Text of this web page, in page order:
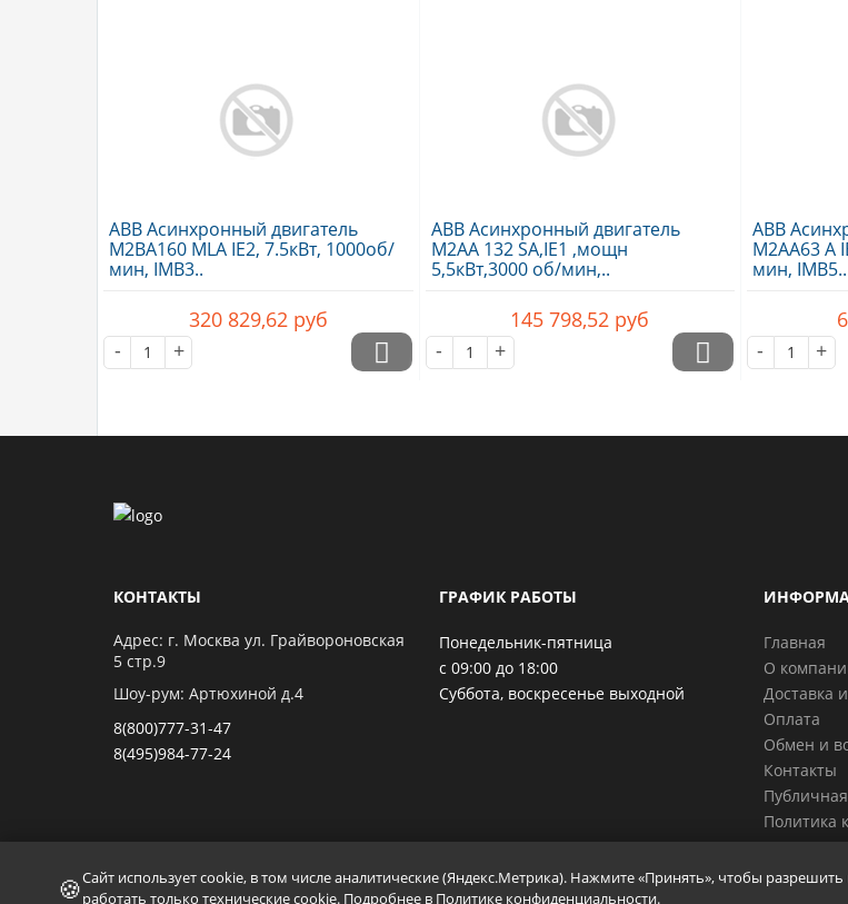
ABB Асинхронный двигатель
M2BA160 MLA IE2, 7.5кВт, 1000об/
мин, IMB3..
320 829,62 руб
-
+
ABB Асинхронный двигатель
M2AA 132 SA,IE1 ,мощн
5,5кВт,3000 об/мин,..
145 798,52 руб
-
+
ABB
M2AA63 A
мин, IMB5..
-
+
КОНТАКТЫ
Адрес: г. Москва ул. Грайвороновская
5 стр.9
Шоу-рум: Артюхиной д.4
8(800)777-31-47
8(495)984-77-24
ГРАФИК РАБОТЫ
Понедельник-пятница
с 09:00 до 18:00
Суббота, воскресенье выходной
Главная
О
Доставка
Оплата
Обмен и
Контакты
Политика
🍪Сайт использует cookie, в том числе аналитические (Яндекс.Метрика). Нажмите «Принять», чтобы
работать только технические cookie. Подробнее в Политике конфиденциальности.